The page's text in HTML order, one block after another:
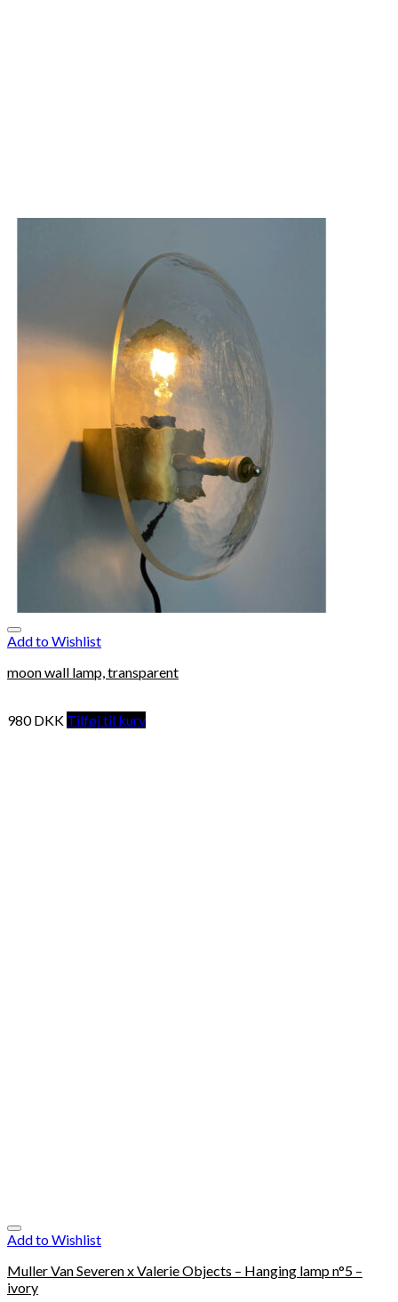
Add to Wishlist
moon wall lamp, transparent
980DKK Tilføj til kurv
Add to Wishlist
Muller Van Severen x Valerie Objects – Hanging lamp n°5 –
ivory